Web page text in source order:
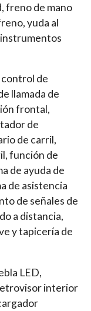
freno de mano
yuda al
control de
llamada de
frontal,
de
de carril,
función de
de ayuda de
de asistencia
de señales de
a distancia,
y tapicería de
LED,
interior